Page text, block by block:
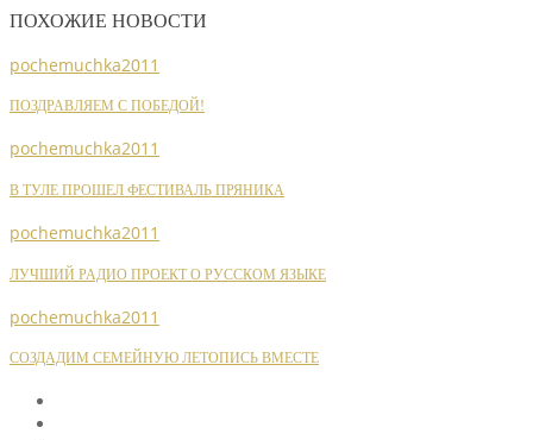
ПОХОЖИЕ НОВОСТИ
pochemuchka2011
ПОЗДРАВЛЯЕМ С ПОБЕДОЙ!
pochemuchka2011
В ТУЛЕ ПРОШЕЛ ФЕСТИВАЛЬ ПРЯНИКА
pochemuchka2011
ЛУЧШИЙ РАДИО ПРОЕКТ О РУССКОМ ЯЗЫКЕ
pochemuchka2011
СОЗДАДИМ СЕМЕЙНУЮ ЛЕТОПИСЬ ВМЕСТЕ